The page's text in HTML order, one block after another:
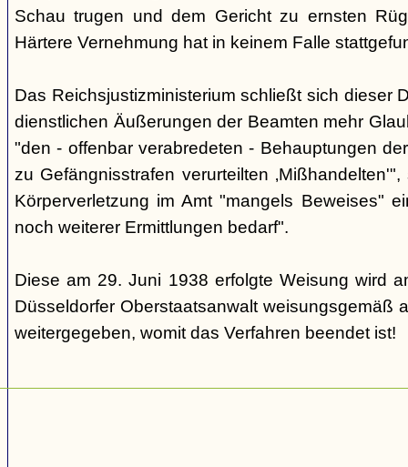
Schau trugen und dem Gericht zu ernsten
Härtere Vernehmung hat in keinem Falle
Das Reichsjustizministerium schließt sich dieser
dienstlichen Äußerungen der Beamten mehr
"den - offenbar verabredeten - Behauptungen
zu Gefängnisstrafen verurteilten
Körperverletzung im Amt "mangels Beweises"
noch weiterer Ermittlungen bedarf".
Diese am 29. Juni 1938 erfolgte Weisung wird
Düsseldorfer Oberstaatsanwalt weisungsgemäß
weitergegeben, womit das Verfahren beendet ist!